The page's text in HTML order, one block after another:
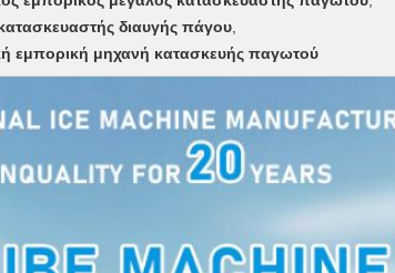
διαυγής πάγου
εμπορική μηχανή κατασκευής παγωτού